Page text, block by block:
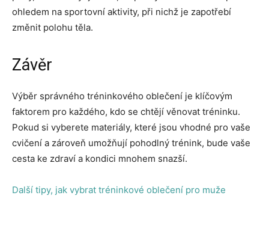
ohledem na sportovní aktivity, při nichž je zapotřebí
změnit polohu těla.
Závěr
Výběr správného tréninkového oblečení je klíčovým
faktorem pro každého, kdo se chtějí věnovat tréninku.
Pokud si vyberete materiály, které jsou vhodné pro vaše
cvičení a zároveň umožňují pohodlný trénink, bude vaše
cesta ke zdraví a kondici mnohem snazší.
Další tipy, jak vybrat tréninkové oblečení pro muže